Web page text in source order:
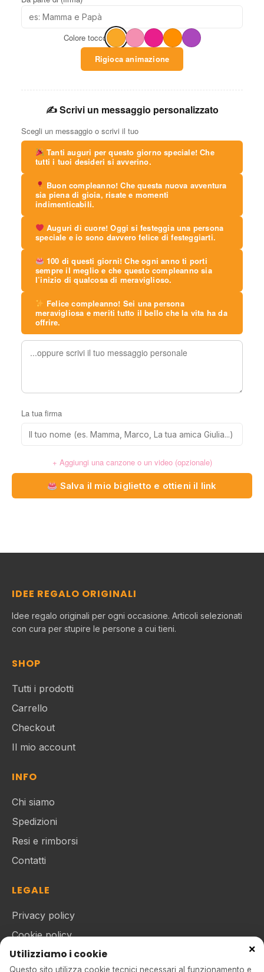
Colore tocco
Rigioca animazione
✍️ Scrivi un messaggio personalizzato
Scegli un messaggio o scrivi il tuo
Tanti auguri per questo giorno speciale! Che
tutti i tuoi desideri si avverino.
Buon compleanno! Che questa nuova avventura
sia piena di gioia, risate e momenti
indimenticabili.
Auguri di cuore! Oggi si festeggia una persona
speciale e io sono davvero felice di festeggiarti.
100 di questi giorni! Che ogni anno ti porti
sempre il meglio e che questo compleanno sia
l’inizio di qualcosa di meraviglioso.
Felice compleanno! Sei una persona
meravigliosa e meriti tutto il bello che la vita ha da
offrire.
La tua firma
+ Aggiungi una canzone o un video (opzionale)
Salva il mio biglietto e ottieni il link
IDEE REGALO ORIGINALI
Idee regalo originali per ogni occasione. Articoli selezionati
con cura per stupire le persone a cui tieni.
SHOP
Tutti i prodotti
Carrello
Checkout
Il mio account
INFO
Chi siamo
Spedizioni
Resi e rimborsi
Contatti
LEGALE
Privacy policy
Cookie policy
Termini e condizioni
×
Utilizziamo i cookie
Questo sito utilizza cookie tecnici necessari al funzionamento e